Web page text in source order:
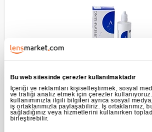
Bu web sitesinde çerezler kullanılmaktadır
İçeriği ve reklamları kişiselleştirmek, sosyal
ve trafiği analiz etmek için çerezler
kullanımınızla ilgili bilgileri ayrıca sosyal
iş ortaklarımızla paylaşabiliriz. İş ortaklarımız,
sağladığınız veya hizmetlerini kullanırken
birleştirebilir.
Wöhlk Perfect 120 ml Sert
lens fiyatları